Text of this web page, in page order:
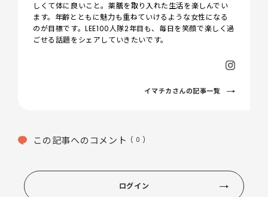
しくて体に良いこと。薬膳を取り入れた生活を楽しんでい
ます。年齢とともに魅力も重ねていけるような女性になる
のが目標です。LEE100人隊2年目も、毎日を笑顔で楽しく過
ごせる話題をシェアしていきたいです。
イマチカさんの記事一覧
この記事へのコメント ( 0 )
ログイン